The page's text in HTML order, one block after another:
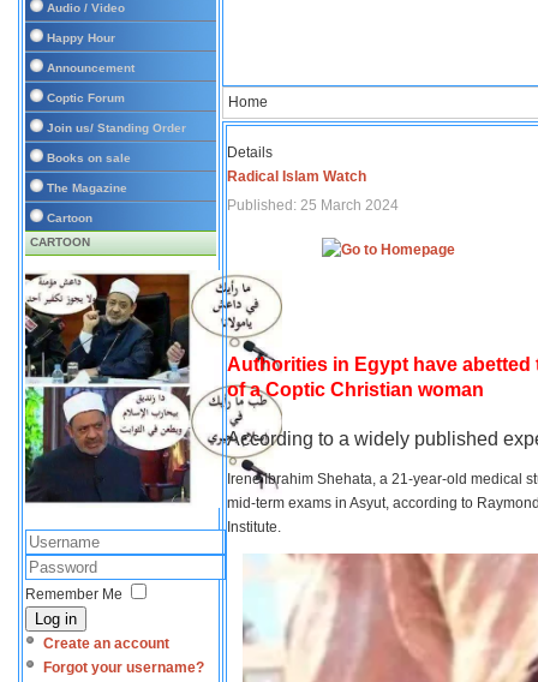
Audio / Video
Happy Hour
Announcement
Coptic Forum
Join us/ Standing Order
Books on sale
The Magazine
Cartoon
CARTOON
Remember Me
Log in
Create an account
Forgot your username?
Home
Details
Radical Islam Watch
Published: 25 March 2024
Authorities in Egypt have
of a Coptic Christian woman
According to a widely published
Irene Ibrahim Shehata, a 21-year-old medical
mid-term exams in Asyut, according to
Institute.